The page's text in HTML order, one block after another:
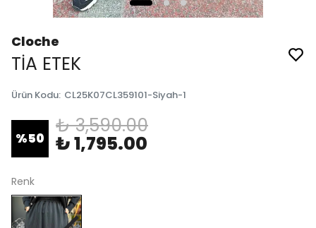
Cloche
TİA ETEK
Ürün Kodu: CL25K07CL359101-Siyah-1
%50
₺ 3,590.00
₺ 1,795.00
Renk